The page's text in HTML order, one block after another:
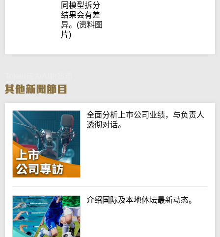
同模型拆分
结果会有差
异。(资料图
片)
全面分析上巿公司业绩，与负责人
透彻对话。
介绍国际及本地体坛最新动态。